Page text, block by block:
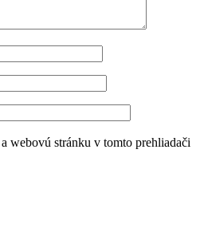
webovú stránku v tomto prehliadači